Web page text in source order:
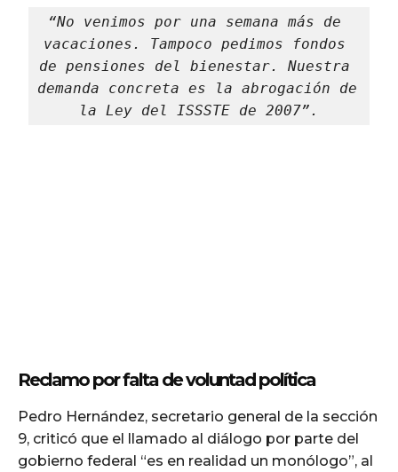
“No venimos por una semana más de
vacaciones. Tampoco pedimos fondos
de pensiones del bienestar. Nuestra
demanda concreta es la abrogación de
la Ley del ISSSTE de 2007”.
Reclamo por falta de voluntad política
Pedro Hernández, secretario general de la sección
9, criticó que el llamado al diálogo por parte del
gobierno federal “es en realidad un monólogo”, al